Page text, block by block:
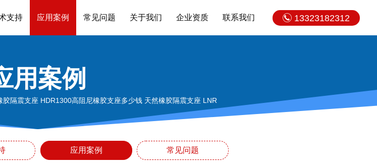
13323182312
支持 应用案例 常见问题 关于我们 企业资质 联系我们
用案例
胶隔震支座 HDR1300高阻尼橡胶支座多少钱 天然橡胶隔震支座 LNR
应用案例 常见问题